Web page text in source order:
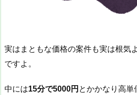
実はまともな価格の案件も実は根気
ですよ。
中には15分で5000円 とかかなり高単